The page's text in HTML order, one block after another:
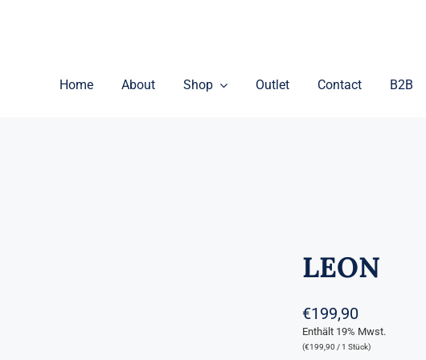
Home About Shop Outlet Contact B2B
LEON
€199,90
Enthält 19% Mwst.
(€199,90 / 1 Stück)